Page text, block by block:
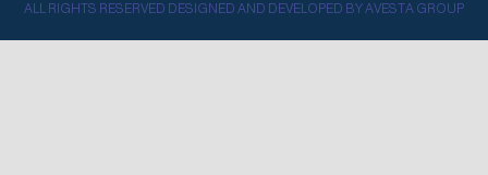
ALL RIGHTS RESERVED DESIGNED AND DEVELOPED BY AVESTA GROUP